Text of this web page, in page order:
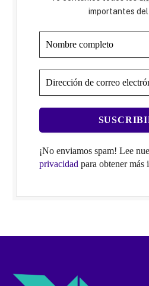
importantes
¡No enviamos spam! Lee
privacidad para obtener más